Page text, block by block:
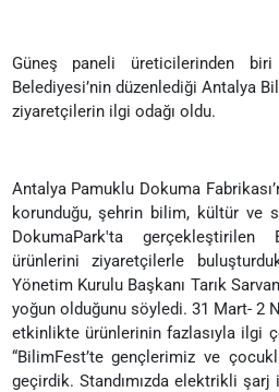
Güneş paneli üreticilerinden
Belediyesi’nin düzenlediği Antalya
ziyaretçilerin ilgi odağı oldu.
Antalya Pamuklu Dokuma
korunduğu, şehrin bilim, kültür ve
DokumaPark'ta gerçekleştirilen
ürünlerini ziyaretçilerle
Yönetim Kurulu Başkanı Tarık
yoğun olduğunu söyledi. 31 Mart- 2
etkinlikte ürünlerinin fazlasıyla ilgi
“BilimFest’te gençlerimiz ve
geçirdik. Standımızda elektrikli